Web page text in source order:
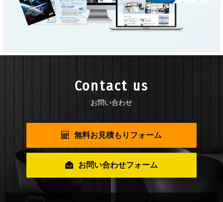
Contact us
お問い合わせ
無料お見積もりフォーム
お問い合わせフォーム